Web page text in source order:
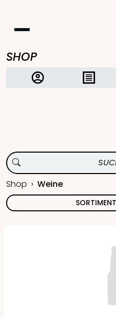
SHOP
Shop Weine